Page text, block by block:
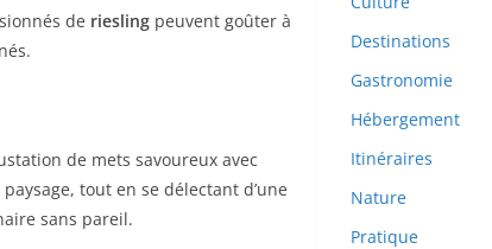
de riesling peuvent goûter à
de mets savoureux avec
tout en se délectant d’une
sans pareil.
Destinations
Gastronomie
Hébergement
Itinéraires
Nature
Pratique